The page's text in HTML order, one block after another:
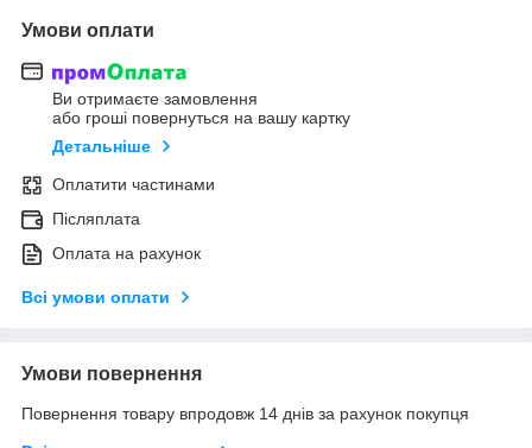
Умови оплати
Ви отримаєте замовлення
або гроші повернуться на вашу картку
Детальніше
Оплатити частинами
Післяплата
Оплата на рахунок
Всі умови оплати
Умови повернення
Повернення товару впродовж 14 днів за рахунок покупця